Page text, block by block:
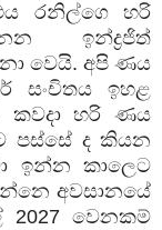
රනිල්ගෙ
හරි
ඉන්ද්‍රජිත්
වෙයි. අපි ණය
සංචිතය
ඉහළ
කවදා හරි
ණය
පස්සේ ද කියන
ඉන්න
කාලෙට
අවසානයේ
2027වෙනකම්